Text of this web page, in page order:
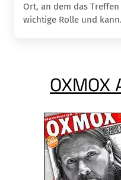
Ort, an dem das
wichtige Rolle und
OXMOX